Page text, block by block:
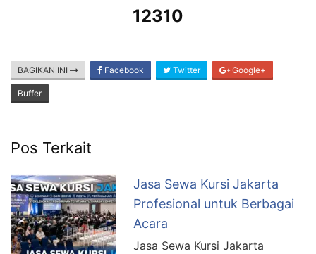
12310
BAGIKAN INI Facebook Twitter Google+
Buffer
Pos Terkait
Jasa Sewa Kursi Jakarta
Profesional untuk Berbagai
Acara
Jasa Sewa Kursi Jakarta